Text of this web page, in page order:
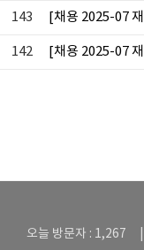
143 [채용 2025-07
142 [채용 2025-07
오늘 방문자 : 1,267